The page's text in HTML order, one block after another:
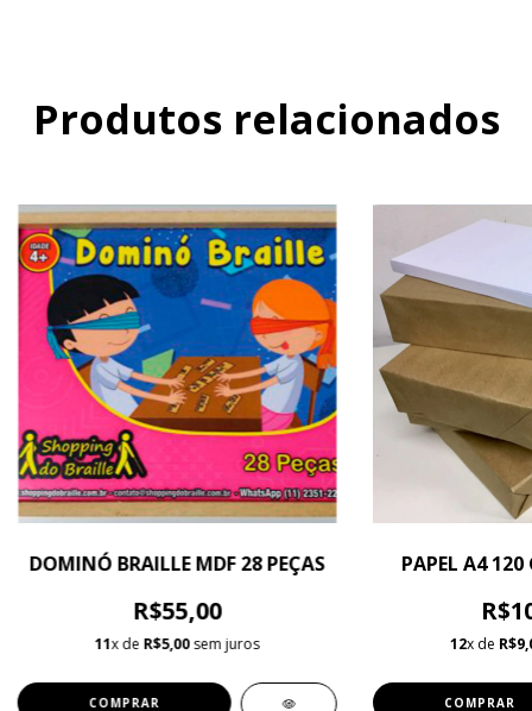
Produtos relacionados
DOMINÓ BRAILLE MDF 28 PEÇAS
R$55,00
11x de R$5,00sem juros
PAPEL A4 120
12x de